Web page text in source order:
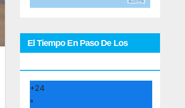
El Tiempo En Paso De Los
+24
°